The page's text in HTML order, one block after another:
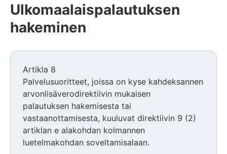
Ulkomaalaispalautuksen
hakeminen
Artikla 8
Palvelusuoritteet, joissa on kyse kahdeksannen
arvonlisäverodirektiivin mukaisen
palautuksen hakemisesta tai
vastaanottamisesta, kuuluvat direktiivin 9 (2)
artiklan e alakohdan kolmannen
luetelmakohdan soveltamisalaan.